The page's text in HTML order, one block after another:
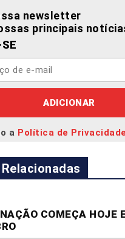
newsletter
principais
ADICIONAR
a Política de Privacidade
COMEÇA HOJE